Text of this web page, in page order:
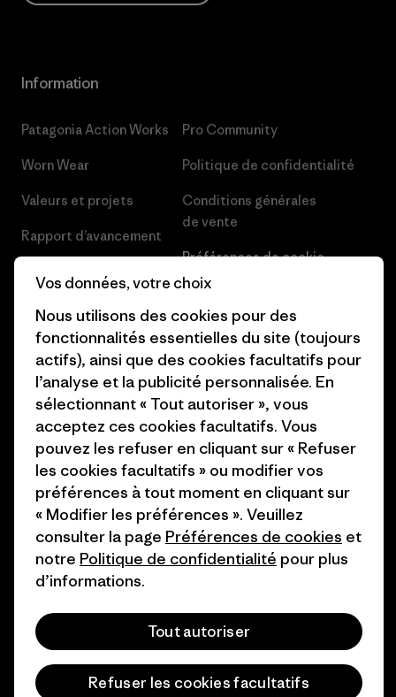
Information
Patagonia Action Works
Worn Wear
Valeurs et projets
Rapport d’avancement
Objectifs climatiques
1% For The Planet
Comment nous
finançons
Cartes cadeaux
Nos magasins
Pro Community
Politique de confidentialité
Conditions générales
de vente
Préférences de cookie
Carrières
Presse et media
Industry program
Programme d’affiliation
Patagonia Belgique Plan du
site
© 2026 Patagonia, Inc. All Rights Reserved.
Vos données, votre choix
Nous utilisons des cookies pour des
fonctionnalités essentielles du site (toujours
actifs), ainsi que des cookies facultatifs pour
l’analyse et la publicité personnalisée. En
sélectionnant « Tout autoriser », vous
acceptez ces cookies facultatifs. Vous
pouvez les refuser en cliquant sur « Refuser
les cookies facultatifs » ou modifier vos
préférences à tout moment en cliquant sur
« Modifier les préférences ». Veuillez
consulter la page Préférences de cookies et
notre Politique de confidentialité pour plus
d’informations.
Tout autoriser
Refuser les cookies facultatifs